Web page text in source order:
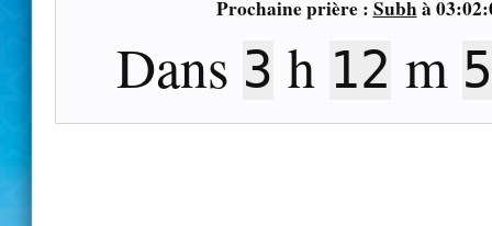
Prochaine prière : Subhà
Dans 3 h 12 m